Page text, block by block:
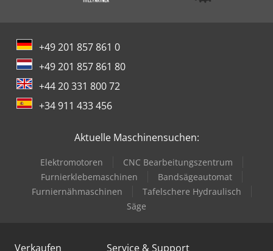
+49 201 857 861 0
+49 201 857 861 80
+44 20 331 800 72
+34 911 433 456
Aktuelle Maschinensuchen:
Elektromotoren
CNC Bearbeitungszentrum
Furnierklebemaschinen
Bandsägeautomat
Furniernähmaschinen
Tafelschere Hydraulisch
Säge
Verkaufen Service & Support